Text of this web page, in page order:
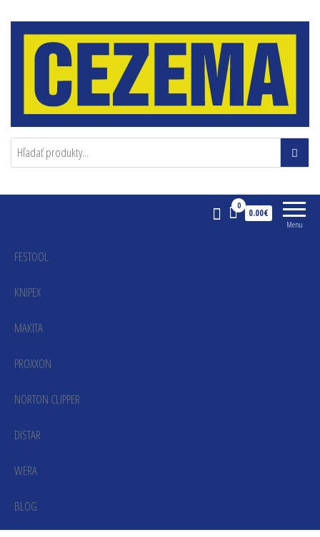
Cezema
Menu
0
0.00€
FESTOOL
KNIPEX
MAKITA
PROXXON
NORTON CLIPPER
DISTAR
WERA
BLOG